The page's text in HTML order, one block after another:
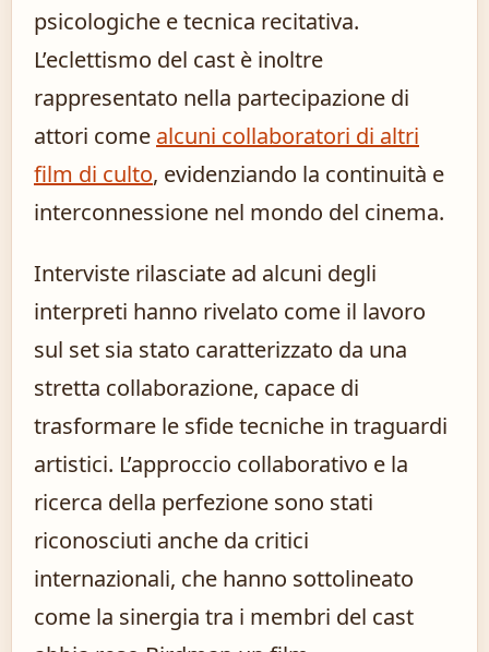
psicologiche e tecnica recitativa.
L’eclettismo del cast è inoltre
rappresentato nella partecipazione di
attori come alcuni collaboratori di altri
film di culto, evidenziando la continuità e
interconnessione nel mondo del cinema.
Interviste rilasciate ad alcuni degli
interpreti hanno rivelato come il lavoro
sul set sia stato caratterizzato da una
stretta collaborazione, capace di
trasformare le sfide tecniche in traguardi
artistici. L’approccio collaborativo e la
ricerca della perfezione sono stati
riconosciuti anche da critici
internazionali, che hanno sottolineato
come la sinergia tra i membri del cast